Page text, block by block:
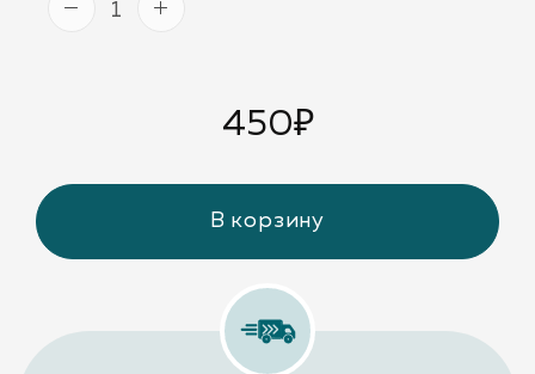
450₽
В корзину